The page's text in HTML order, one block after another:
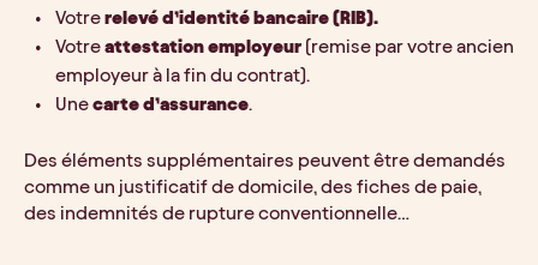
Votre relevé d’identité bancaire (RIB).
Votre attestation employeur (remise par votre ancien
employeur à la fin du contrat).
Une carte d’assurance.
Des éléments supplémentaires peuvent être demandés
comme un justificatif de domicile, des fiches de paie,
des indemnités de rupture conventionnelle…